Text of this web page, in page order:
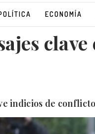
ECONOMÍA
indicios de